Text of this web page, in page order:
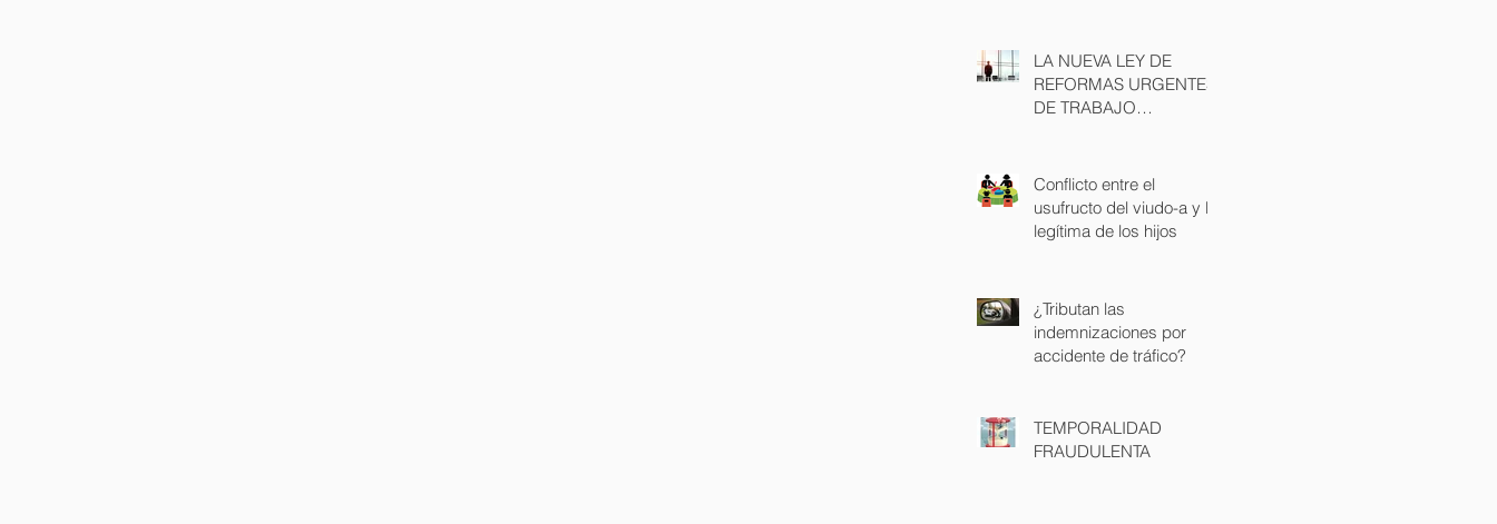
LA NUEVA LEY DE
REFORMAS URGENTES
DE TRABAJO
Conflicto entre el
usufructo del viudo-a y la
legítima de los hijos
¿Tributan las
indemnizaciones por
accidente de tráfico?
TEMPORALIDAD
FRAUDULENTA